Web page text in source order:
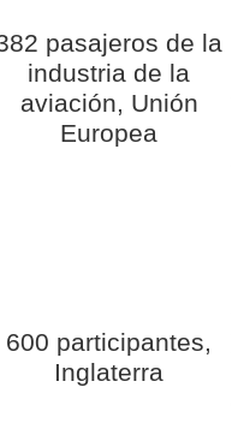
pasajeros de la
industria de la
aviación, Unión
Europea
600 participantes,
Inglaterra